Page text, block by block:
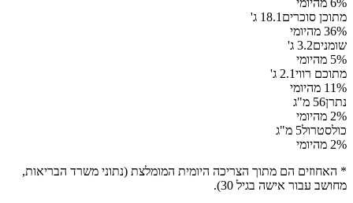
מתוכן סוכרים 18.1 ג'
36% מהיומי
שומנים3.2 ג'
5% מהיומי
מתוכם רווי2.1 ג'
11% מהיומי
נתרן56 מ"ג
2% מהיומי
כולסטרול5 מ"ג
2% מהיומי
* האחוזים הם מתוך הצריכה היומית המומלצת (נתוני משרד הבריאות,
מחושב עבור אישה בגיל 30).